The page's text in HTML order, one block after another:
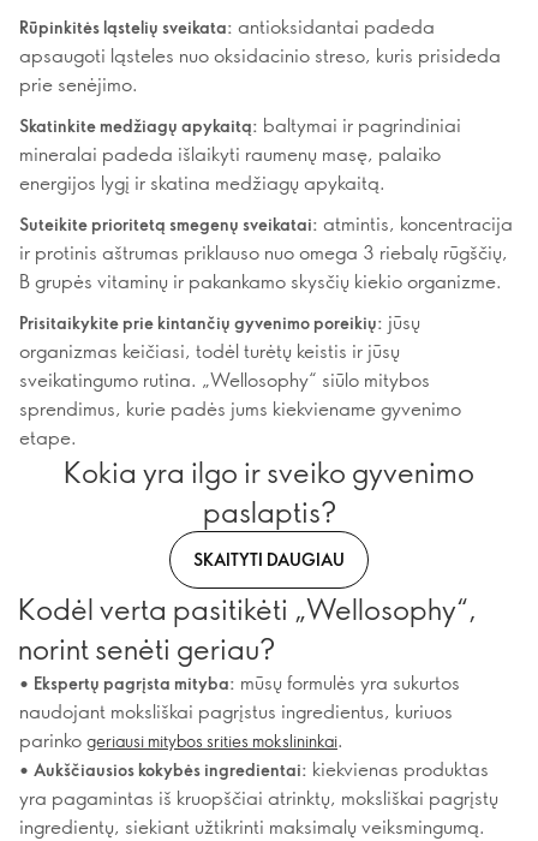
Rūpinkitės ląstelių sveikata: antioksidantai padeda
apsaugoti ląsteles nuo oksidacinio streso, kuris prisideda
prie senėjimo.
Skatinkite medžiagų apykaitą: baltymai ir pagrindiniai
mineralai padeda išlaikyti raumenų masę, palaiko
energijos lygį ir skatina medžiagų apykaitą.
Suteikite prioritetą smegenų sveikatai: atmintis, koncentracija
ir protinis aštrumas priklauso nuo omega 3 riebalų rūgščių,
B grupės vitaminų ir pakankamo skysčių kiekio organizme.
Prisitaikykite prie kintančių gyvenimo poreikių: jūsų
organizmas keičiasi, todėl turėtų keistis ir jūsų
sveikatingumo rutina. „Wellosophy“ siūlo mitybos
sprendimus, kurie padės jums kiekviename gyvenimo
etape.
Kokia yra ilgo ir sveiko gyvenimo
paslaptis?
SKAITYTI DAUGIAU
Kodėl verta pasitikėti „Wellosophy“,
norint senėti geriau?
• Ekspertų pagrįsta mityba: mūsų formulės yra sukurtos
naudojant moksliškai pagrįstus ingredientus, kuriuos
parinko geriausi mitybos srities mokslininkai.
• Aukščiausios kokybės ingredientai: kiekvienas produktas
yra pagamintas iš kruopščiai atrinktų, moksliškai pagrįstų
ingredientų, siekiant užtikrinti maksimalų veiksmingumą.